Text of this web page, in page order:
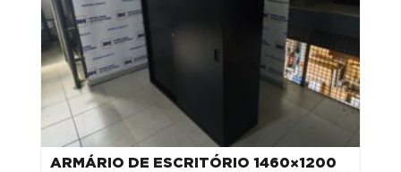
ARMÁRIO DE ESCRITÓRIO 1460×1200